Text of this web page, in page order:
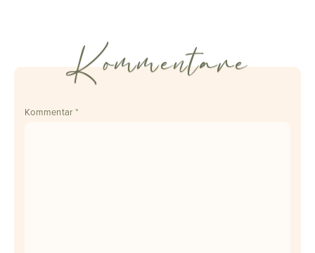
Kommentare
Kommentar *